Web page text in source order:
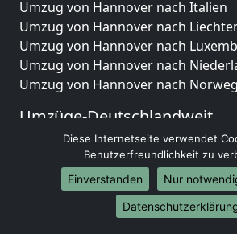
Umzug von Hannover nach Italien
Umzug von Hannover nach
Umzug von Hannover nach
Umzug von Hannover nach
Umzug von Hannover nach
Umzüge-Deutschlandweit
Umzug von Hannover nach Berlin
Umzug von Hannover nach
Umzug von Hannover nach
Umzug von Hannover nach Köln
Umzug von Hannover nach
Diese Internetseite verwendet
Benutzerfreundlichkeit zu
Einverstanden
Nur